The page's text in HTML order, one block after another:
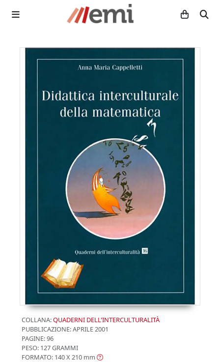
COLLANA:QUADERNI DELL'INTERCULTURALITÀ
PUBBLICAZIONE:APRILE 2001
PAGINE: 96
PESO: 127 GRAMMI
FORMATO: 140 X 210 mm